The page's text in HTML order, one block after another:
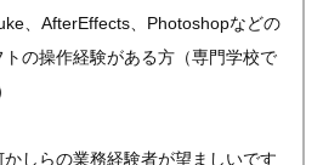
、AfterEffects、Photoshopなどの
の操作経験がある方（専門学校で
しらの業務経験者が望ましいです